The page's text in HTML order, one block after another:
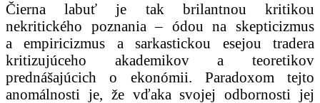
Čierna labuť je tak brilantnou kritikou
nekritického poznania – ódou na skepticizmus
a empiricizmus a sarkastickou esejou tradera
kritizujúceho akademikov a teoretikov
prednášajúcich o ekonómii. Paradoxom tejto
anomálnosti je, že vďaka svojej odbornosti jej